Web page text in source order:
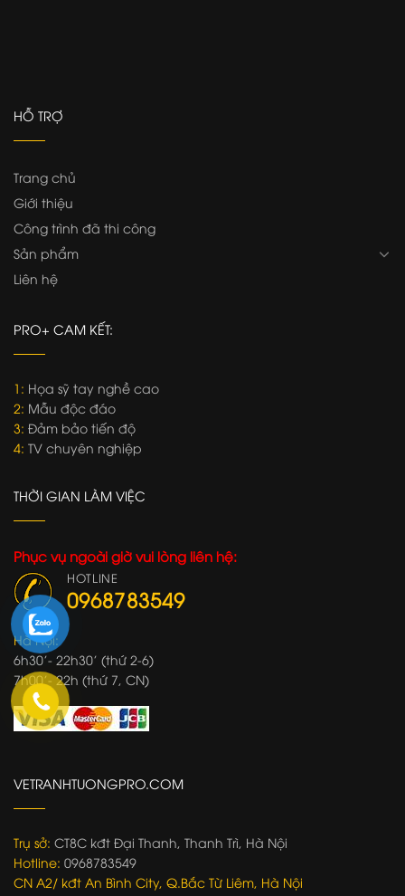
HỖ TRỢ
Trang chủ
Giới thiệu
Công trình đã thi công
Sản phẩm
Liên hệ
PRO+ CAM KẾT:
1: Họa sỹ tay nghề cao
2: Mẫu độc đáo
3: Đảm bảo tiến độ
4: TV chuyên nghiệp
THỜI GIAN LÀM VIỆC
Phục vụ ngoài giờ vui lòng liên hệ:
HOTLINE
0968783549
Hà Nội:
6h30'- 22h30' (thứ 2-6)
7h00'- 22h (thứ 7, CN)
VETRANHTUONGPRO.COM
Trụ sở: CT8C kđt Đại Thanh, Thanh Trì, Hà Nội
Hotline: 0968783549
CN A2/ kđt An Bình City, Q.Bắc Từ Liêm, Hà Nội